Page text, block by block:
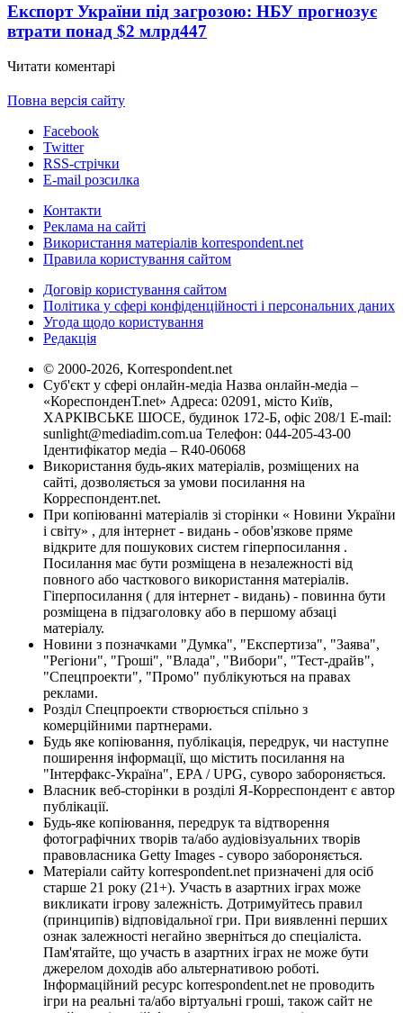
Експорт України під загрозою: НБУ прогнозує
втрати понад $2 млрд447
Читати коментарі
Повна версія сайту
Facebook
Twitter
RSS-стрічки
E-mail розсилка
Контакти
Реклама на сайті
Використання матеріалів korrespondent.net
Правила користування сайтом
Договір користування сайтом
Політика у сфері конфіденційності і персональних даних
Угода щодо користування
Редакція
© 2000-2026, Korrespondent.net
Суб'єкт у сфері онлайн-медіа Назва онлайн-медіа –
«КореспонденТ.net» Адреса: 02091, місто Київ,
ХАРКІВСЬКЕ ШОСЕ, будинок 172-Б, офіс 208/1 E-mail:
sunlight@mediadim.com.ua Телефон: 044-205-43-00
Ідентифікатор медіа – R40-06068
Використання будь-яких матеріалів, розміщених на
сайті, дозволяється за умови посилання на
Корреспондент.net.
При копіюванні матеріалів зі сторінки « Новини України
і світу» , для інтернет - видань - обов'язкове пряме
відкрите для пошукових систем гіперпосилання .
Посилання має бути розміщена в незалежності від
повного або часткового використання матеріалів.
Гіперпосилання ( для інтернет - видань) - повинна бути
розміщена в підзаголовку або в першому абзаці
матеріалу.
Новини з позначками "Думка", "Експертиза", "Заява",
"Регіони", "Гроші", "Влада", "Вибори", "Тест-драйв",
"Спецпроекти", "Промо" публікуються на правах
реклами.
Розділ Спецпроекти створюється спільно з
комерційними партнерами.
Будь яке копіювання, публікація, передрук, чи наступне
поширення інформації, що містить посилання на
"Інтерфакс-Україна", EPA / UPG, суворо забороняється.
Власник веб-сторінки в розділі Я-Корреспондент є автор
публікації.
Будь-яке копіювання, передрук та відтворення
фотографічних творів та/або аудіовізуальних творів
правовласника Getty Images - суворо забороняється.
Матеріали сайту korrespondent.net призначені для осіб
старше 21 року (21+). Участь в азартних іграх може
викликати ігрову залежність. Дотримуйтесь правил
(принципів) відповідальної гри. При виявленні перших
ознак залежності негайно зверніться до спеціаліста.
Пам'ятайте, що участь в азартних іграх не може бути
джерелом доходів або альтернативою роботі.
Інформаційний ресурс korrespondent.net не проводить
ігри на реальні та/або віртуальні гроші, також сайт не